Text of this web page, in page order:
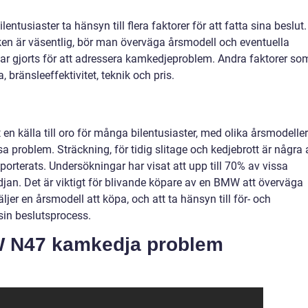
ta hänsyn till flera faktorer för att fatta sina beslut.
är väsentlig, bör man överväga årsmodell och eventuella
gjorts för att adressera kamkedjeproblem. Andra faktorer
bränsleeffektivitet, teknik och pris.
källa till oro för många bilentusiaster, med olika årsmodeller
problem. Sträckning, för tidig slitage och kedjebrott är några
Undersökningar har visat att upp till 70% av vissa
Det är viktigt för blivande köpare av en BMW att överväga
en årsmodell att köpa, och att ta hänsyn till för- och
beslutsprocess.
N47 kamkedja problem